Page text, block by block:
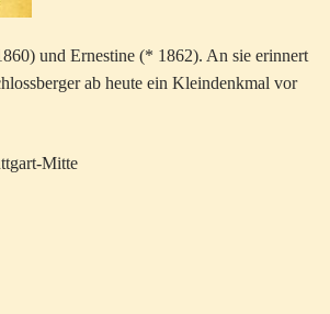
und Ernestine (* 1862). An sie erinnert
ab heute ein Kleindenkmal vor
Mitte